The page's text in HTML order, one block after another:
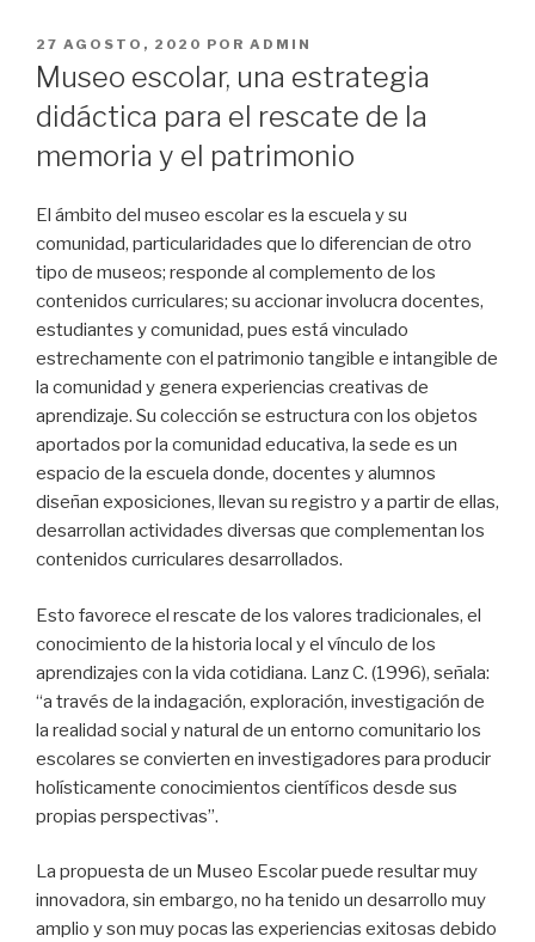
PUBLICADO
EL
27 AGOSTO, 2020 POR ADMIN
Museo escolar, una estrategia
didáctica para el rescate de la
memoria y el patrimonio
El ámbito del museo escolar es la escuela y su
comunidad, particularidades que lo diferencian de otro
tipo de museos; responde al complemento de los
contenidos curriculares; su accionar involucra docentes,
estudiantes y comunidad, pues está vinculado
estrechamente con el patrimonio tangible e intangible de
la comunidad y genera experiencias creativas de
aprendizaje. Su colección se estructura con los objetos
aportados por la comunidad educativa, la sede es un
espacio de la escuela donde, docentes y alumnos
diseñan exposiciones, llevan su registro y a partir de ellas,
desarrollan actividades diversas que complementan los
contenidos curriculares desarrollados.
Esto favorece el rescate de los valores tradicionales, el
conocimiento de la historia local y el vínculo de los
aprendizajes con la vida cotidiana. Lanz C. (1996), señala:
“a través de la indagación, exploración, investigación de
la realidad social y natural de un entorno comunitario los
escolares se convierten en investigadores para producir
holísticamente conocimientos científicos desde sus
propias perspectivas”.
La propuesta de un Museo Escolar puede resultar muy
innovadora, sin embargo, no ha tenido un desarrollo muy
amplio y son muy pocas las experiencias exitosas debido